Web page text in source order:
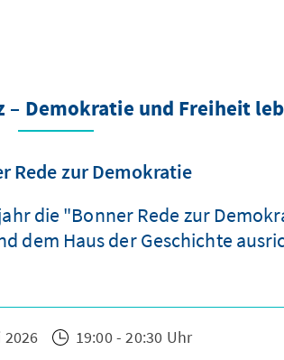
– Demokratie und Freiheit
Rede zur Demokratie
die "Bonner Rede zur
dem Haus der Geschichte
2026 19:00 - 20:30 Uhr